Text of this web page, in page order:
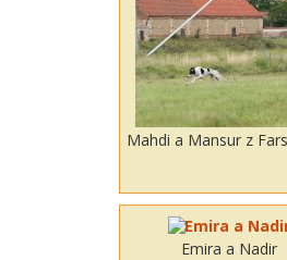
Mahdi a Mansur z
Emira a Nadir